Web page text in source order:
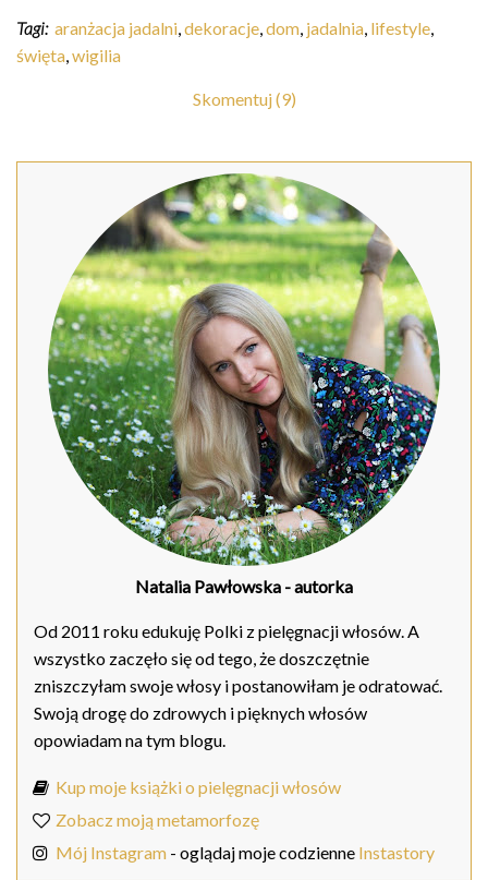
Tagi: aranżacja jadalni,dekoracje,dom, jadalnia, lifestyle,
święta,wigilia
Skomentuj (9)
Natalia Pawłowska - autorka
Od 2011 roku edukuję Polki z pielęgnacji włosów. A
wszystko zaczęło się od tego, że doszczętnie
zniszczyłam swoje włosy i postanowiłam je odratować.
Swoją drogę do zdrowych i pięknych włosów
opowiadam na tym blogu.
Kup moje książki o pielęgnacji włosów
Zobacz moją metamorfozę
Mój Instagram - oglądaj moje codzienne Instastory